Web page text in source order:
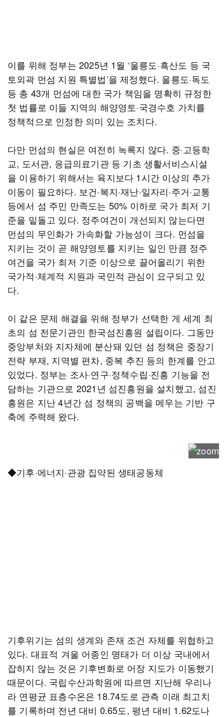
이를 위해 정부는 2025년 1월 ‘울릉도·흑산도 등 국
토외곽 먼섬 지원 특별법’을 제정했다. 울릉도·독도
등 총 43개 먼섬에 대한 국가 책임을 명확히 규정한
첫 법률로 이들 지역의 해양영토·국경수호 가치를
정책적으로 인정한 의미 있는 조치다.
다만 먼섬의 현실은 여전히 녹록지 않다. 중·고등학
교, 도서관, 응급의료기관 등 기초 생활서비스시설
을 이용하기 위해서는 육지보다 1시간 이상의 추가
이동이 필요하다. 보건·복지·재난·일자리·주거·교통
등에서 섬 주민 만족도는 50% 이하로 국가 최저 기
준을 밑돌고 있다. 정주여건이 개선되지 않는다면
먼섬의 무인화가 가속화할 가능성이 크다. 먼섬을
지키는 것이 곧 해양영토를 지키는 일인 만큼 정주
여건을 국가 최저 기준 이상으로 끌어올리기 위한
국가적·체계적 지원과 국민적 관심이 요구되고 있
다.
이 같은 문제 해결을 위해 정부가 선택한 게 세계 최
초의 섬 전문기관인 한국섬진흥원 설립이다. 그동안
중앙부처와 지자체에 분산돼 있던 섬 정책은 중장기
전략 부재, 지역별 편차, 중복 추진 등의 한계를 안고
있었다. 정부는 조사·연구·정책수립·진흥 기능을 전
담하는 기관으로 2021년 섬진흥원을 설치했고, 섬진
흥원은 지난 4년간 섬 정책의 공백을 메우는 기반 구
축에 주력해 왔다.
◆기후·에너지·관광 집약된 생태공동체
기후위기는 섬의 생계와 존재 조건 자체를 위협하고
있다. 대표적 겨울 어종인 명태가 더 이상 국내에서
잡히지 않는 것은 기후변화로 어장 지도가 이동했기
때문이다. 국립수산과학원에 따르면 지난해 우리나
라 연평균 표층수온은 18.74도로 관측 이래 최고치
를 기록하며 전년 대비 0.65도, 평년 대비 1.62도나